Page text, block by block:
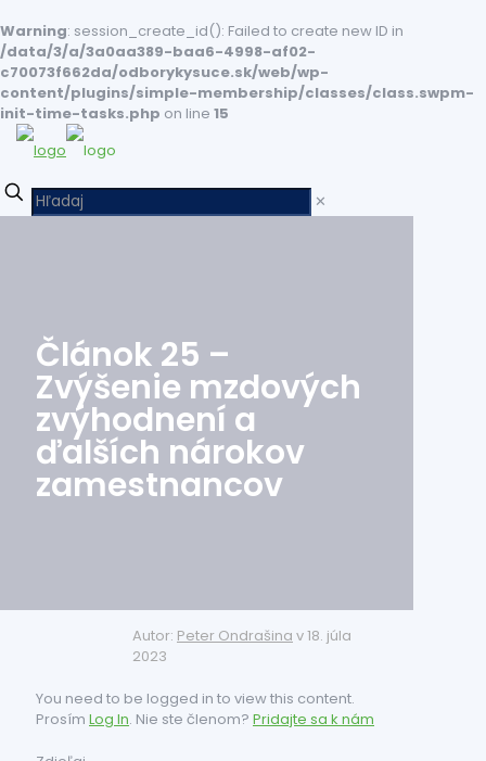
Warning: session_create_id(): Failed to create new ID in
/data/3/a/3a0aa389-baa6-4998-af02-
c70073f662da/odborykysuce.sk/web/wp-
content/plugins/simple-membership/classes/class.swpm-
init-time-tasks.php on line 15
✕
Článok 25 –
Zvýšenie mzdových
zvýhodnení a
ďalších nárokov
zamestnancov
Autor: Peter Ondrašina v18. júla
2023
You need to be logged in to view this content.
Prosím Log In. Nie ste členom? Pridajte sa k nám